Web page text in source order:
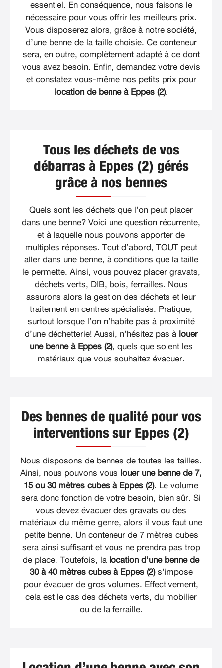
essentiel. En conséquence, nous faisons le
nécessaire pour vous offrir les meilleurs prix.
Vous disposerez alors, grâce à notre société,
d’une benne de la taille choisie. Ce conteneur
sera, en outre, complètement adapté à ce dont
vous avez besoin. Enfin, demandez votre devis
et constatez vous-même nos petits prix pour
location de benne à Eppes (2).
Tous les déchets de vos
débarras à Eppes (2) gérés
grâce à nos bennes
Quels sont les déchets que l’on peut placer
dans une benne? Voici une question récurrente,
et à laquelle nous pouvons apporter de
multiples réponses. Tout d’abord, TOUT peut
aller dans une benne, à conditions que la taille
le permette. Ainsi, vous pouvez placer gravats,
déchets verts, DIB, bois, ferrailles. Nous
assurons alors la gestion des déchets et leur
traitement en centres spécialisés. Pratique,
surtout lorsque l’on n’habite pas à proximité
d’une déchetterie! Aussi, n’hésitez pas à louer
une benne à Eppes (2), quels que soient les
matériaux que vous souhaitez évacuer.
Des bennes de qualité pour vos
interventions sur Eppes (2)
Nous disposons de bennes de toutes les tailles.
Ainsi, nous pouvons vous louer une benne de 7,
15 ou 30 mètres cubes à Eppes (2). Le volume
sera donc fonction de votre besoin, bien sûr. Si
vous devez évacuer des gravats ou des
matériaux du même genre, alors il vous faut une
petite benne. Un conteneur de 7 mètres cubes
sera ainsi suffisant et vous ne prendra pas trop
de place. Toutefois, la location d’une benne de
30 à 40 mètres cubes à Eppes (2)s’impose
pour évacuer de gros volumes. Effectivement,
cela est le cas des déchets verts, du mobilier
ou de la ferraille.